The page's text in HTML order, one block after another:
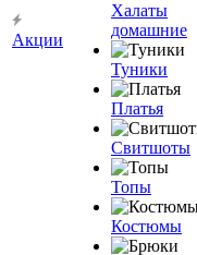
Акции
Халаты
домашние
Туники
Платья
Свитшоты
Топы
Костюмы